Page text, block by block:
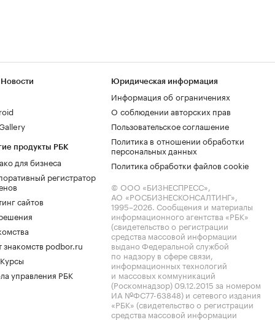
продукты РБК
для бизнеса
регистратор
сайтов
знакомств podbor.ru
управления РБК
Юридическая информация
Информация об ограничениях
О соблюдении авторских прав
Пользовательское соглашение
Политика в отношении обработки
персональных данных
Политика обработки файлов cookie
© ООО «БИЗНЕСПРЕСС»,
АО «РОСБИЗНЕСКОНСАЛТИНГ»,
1995–2026. Сообщения и материалы
информационного агентства «РБК»
(свидетельство о регистрации
средства массовой информации
выдано Федеральной службой
по надзору в сфере связи,
информационных технологий
и массовых коммуникаций
(Роскомнадзор) 09.12.2015 за номером
ИА №ФС77-63848) и сетевого издания
«РБК» (свидетельство о регистрации
средства массовой информации